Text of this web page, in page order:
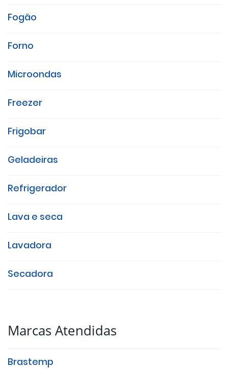
Fogão
Forno
Microondas
Freezer
Frigobar
Geladeiras
Refrigerador
Lava e seca
Lavadora
Secadora
Marcas Atendidas
Brastemp